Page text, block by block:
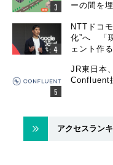
ーの間を
NTTドコ
化”へ 「
ェント作る
JR東日本
Confluent
アクセスラン